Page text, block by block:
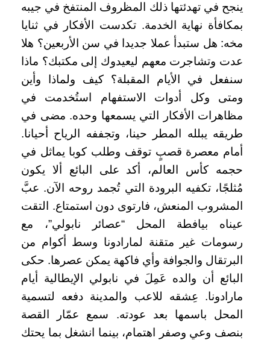
ينجح في تهدئتها ذلك المظروف المنتفخ في جيبه
بمكافأة نهاية الخدمة. تكدست الأفكار في ثنايا
مخه: هل ستبدأ عملا جديدا في سن الأربعين؟ هلا
عدت وتشاجرت معهم ليعيدوك إلى مكتبك؟ ماذا
سنفعل في الأيام المقبلة؟ كيف ولماذا وأين
ومتى وكل أدوات الاستفهام استُخدمت في
مظاهرات الأفكار التي يسمعها وحده. مضى في
طريقه يبلله المطر حينا، وتجففه الرياح أحيانا.
أمام معصرة قصبٍ توقف وطلب كوبا يماثل في
حجمه كأس العالم، أكد على البائع ألا يكون
مُثلجًا، تكفيه البرودة التي تُجمد روحه الآن. عبَّ
المشروب المنعش، فارتوى دون استمتاع. التقت
عيناه بيافطة المحل “عصائر نابولي”، مع
رسومات غير متقنة لمارادونا وسط أكوام من
البرتقال والجوافة وأي فاكهة يمكن عصرها. حكى
البائع أن والده عَمِلَ في نابولي الإيطالية أيام
مارادونا. عِشقه للاعب والمدينة دفعه لتسمية
المحل باسمها بعد عودته. سمع عمّار القصة
بنصف وعي وصفر اهتمام، بينما انشغل بما يحتك